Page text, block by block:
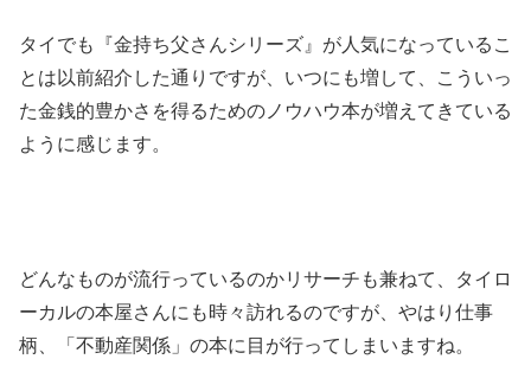
タイでも『金持ち父さんシリーズ』が人気になっているこ
とは以前紹介した通りですが、いつにも増して、こういっ
た金銭的豊かさを得るためのノウハウ本が増えてきている
ように感じます。
どんなものが流行っているのかリサーチも兼ねて、タイロ
ーカルの本屋さんにも時々訪れるのですが、やはり仕事
柄、「不動産関係」の本に目が行ってしまいますね。